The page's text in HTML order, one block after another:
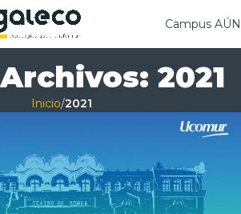
Campus
2021
Inicio/2021